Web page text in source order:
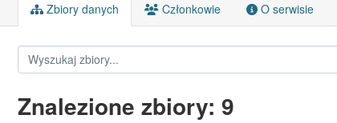
Zbiory danych Członkowie O serwisie
Znalezione zbiory: 9